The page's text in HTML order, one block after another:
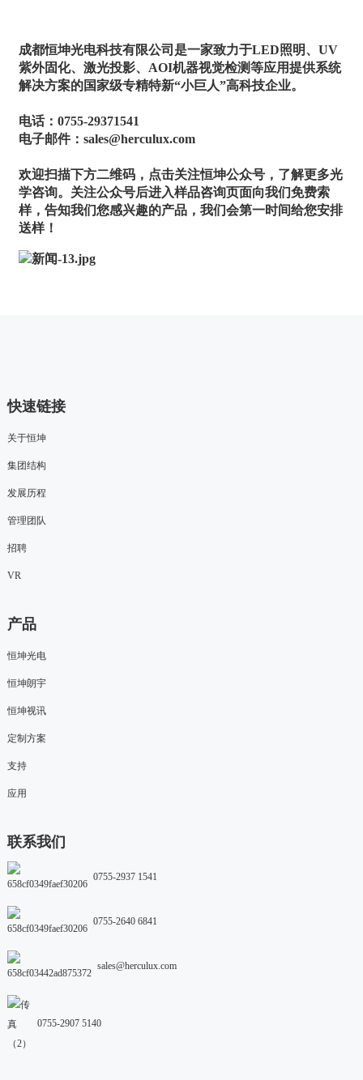
成都恒坤光电科技有限公司是一家致力于LED照明、UV
紫外固化、激光投影、AOI机器视觉检测等应用提供系统
解决方案的国家级专精特新“小巨人”高科技企业。
电话：0755-29371541
电子邮件：sales@herculux.com
欢迎扫描下方二维码，点击关注恒坤公众号，了解更多光
学咨询。关注公众号后进入样品咨询页面向我们免费索
样，告知我们您感兴趣的产品，我们会第一时间给您安排
送样！
快速链接
关于恒坤
集团结构
发展历程
管理团队
招聘
VR
产品
恒坤光电
恒坤朗宇
恒坤视讯
定制方案
支持
应用
联系我们
0755-2937 1541
0755-2640 6841
sales@herculux.com
0755-2907 5140